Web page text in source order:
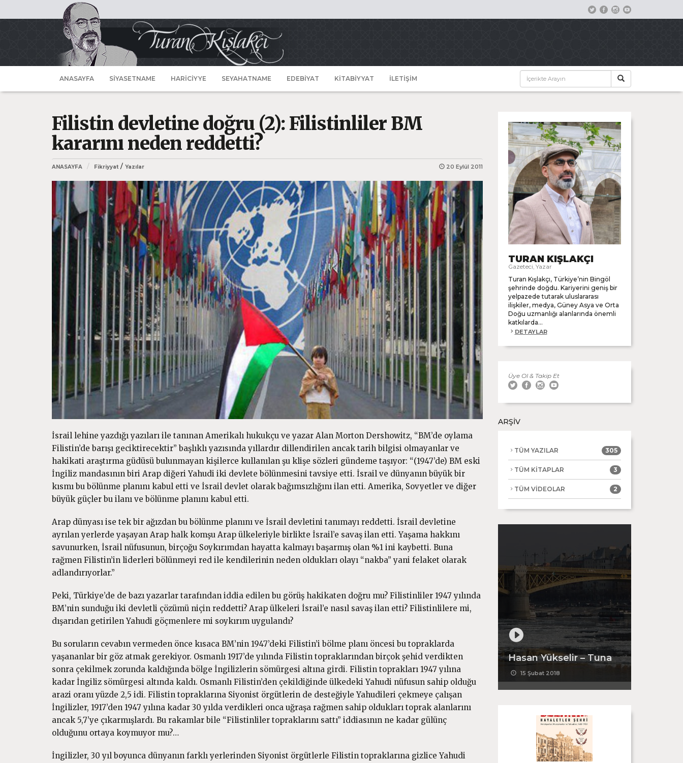
ANASAYFA SİYASETNAME HARİCİYYE SEYAHATNAME EDEBİYAT KİTABİYYAT İLETİŞİM
Filistin devletine doğru (2): Filistinliler BM
kararını neden reddetti?
ANASAYFA Fikriyyat / Yazılar 20 Eylül 2011
İsrail lehine yazdığı yazıları ile tanınan Amerikalı hukukçu ve yazar Alan Morton Dershowitz, “BM’de oylama
Filistin’de barışı geciktirecektir” başlıklı yazısında yıllardır dillendirilen ancak tarih bilgisi olmayanlar ve
hakikati araştırma güdüsü bulunmayan kişilerce kullanılan şu klişe sözleri gündeme taşıyor: “(1947’de) BM eski
İngiliz mandasının biri Arap diğeri Yahudi iki devlete bölünmesini tavsiye etti. İsrail ve dünyanın büyük bir
kısmı bu bölünme planını kabul etti ve İsrail devlet olarak bağımsızlığını ilan etti. Amerika, Sovyetler ve diğer
büyük güçler bu ilanı ve bölünme planını kabul etti.
Arap dünyası ise tek bir ağızdan bu bölünme planını ve İsrail devletini tanımayı reddetti. İsrail devletine
ayrılan yerlerde yaşayan Arap halk komşu Arap ülkeleriyle birlikte İsrail’e savaş ilan etti. Yaşama hakkını
savunurken, İsrail nüfusunun, birçoğu Soykırımdan hayatta kalmayı başarmış olan %1 ini kaybetti. Buna
rağmen Filistin’in liderleri bölünmeyi red ile kendilerinin neden oldukları olayı “nakba” yani felaket olarak
adlandırıyorlar.”
Peki, Türkiye’de de bazı yazarlar tarafından iddia edilen bu görüş hakikaten doğru mu? Filistinliler 1947 yılında
BM’nin sunduğu iki devletli çözümü niçin reddetti? Arap ülkeleri İsrail’e nasıl savaş ilan etti? Filistinlilere mi,
dışarıdan getirilen Yahudi göçmenlere mi soykırım uygulandı?
Bu soruların cevabın vermeden önce kısaca BM’nin 1947’deki Filistin’i bölme planı öncesi bu topraklarda
yaşananlar bir göz atmak gerekiyor. Osmanlı 1917’de yılında Filistin topraklarından birçok şehid verdikten
sonra çekilmek zorunda kaldığında bölge İngilizlerin sömürgesi altına girdi. Filistin toprakları 1947 yılına
kadar İngiliz sömürgesi altında kaldı. Osmanlı Filistin’den çekildiğinde ülkedeki Yahudi nüfusun sahip olduğu
arazi oranı yüzde 2,5 idi. Filistin topraklarına Siyonist örgütlerin de desteğiyle Yahudileri çekmeye çalışan
İngilizler, 1917’den 1947 yılına kadar 30 yılda verdikleri onca uğraşa rağmen sahip oldukları toprak alanlarını
ancak 5,7’ye çıkarmışlardı. Bu rakamlar bile “Filistinliler topraklarını sattı” iddiasının ne kadar gülünç
olduğunu ortaya koymuyor mu?…
İngilizler, 30 yıl boyunca dünyanın farklı yerlerinden Siyonist örgütlerle Filistin topraklarına gizlice Yahudi
TURAN KIŞLAKÇI
Gazeteci, Yazar
Turan Kışlakçı, Türkiye’nin Bingöl
şehrinde doğdu. Kariyerini geniş bir
yelpazede tutarak uluslararası
ilişkiler, medya, Güney Asya ve Orta
Doğu uzmanlığı alanlarında önemli
katkılarda...
DETAYLAR
Üye Ol & Takip Et
ARŞİV
TÜM YAZILAR 305
TÜM KİTAPLAR 3
TÜM VİDEOLAR 2
Hasan Yükselir – Tuna
15 Şubat 2018